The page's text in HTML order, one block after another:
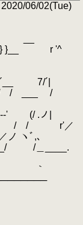
06/02(Tue)
r '^
7/´|
___ /
(/ .ノ|
￣/ / r'／
ﾞ,､
＿____.